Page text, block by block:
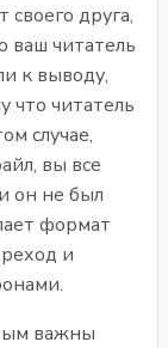
своего друга,
ваш читатель
к выводу,
что читатель
случае,
вы все
он не был
формат
и
важны